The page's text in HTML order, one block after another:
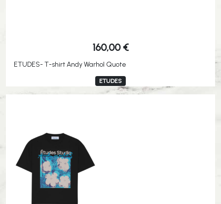
160,00 €
ETUDES- T-shirt Andy Warhol Quote
ETUDES